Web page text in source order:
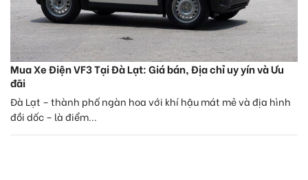
Mua Xe Điện VF3 Tại Đà Lạt: Giá bán, Địa chỉ uy yín và Ưu
đãi
Đà Lạt – thành phố ngàn hoa với khí hậu mát mẻ và địa hình
đồi dốc – là điểm...